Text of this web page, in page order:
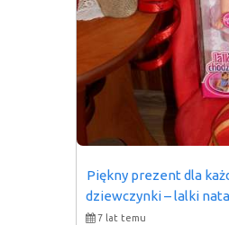
Piękny prezent dla
dziewczynki – lalki
7 lat temu